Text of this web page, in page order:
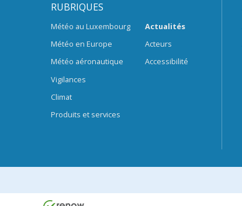
RUBRIQUES
Météo au Luxembourg
Météo en Europe
Météo aéronautique
Vigilances
Climat
Produits et services
Actualités
Acteurs
Accessibilité